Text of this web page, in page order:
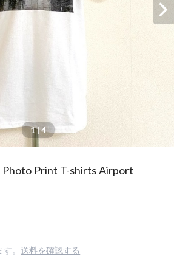
1| 4
Photo Print T-shirts Airport
。 送料を確認する